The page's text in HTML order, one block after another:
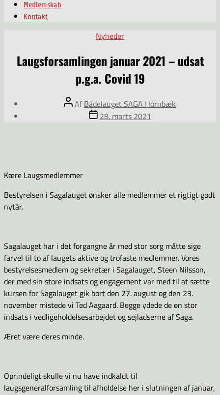
Medlemskab
Kontakt
Kategorier
Nyheder
Laugsforsamlingen januar 2021 – udsat
p.g.a. Covid 19
Indlægsforfatter
Af Bådelauget SAGA Hornbæk
Indlægsdato
28. marts 2021
Kære Laugsmedlemmer
Bestyrelsen i Sagalauget ønsker alle medlemmer et rigtigt godt
nytår.
Sagalauget har i det forgangne år med stor sorg måtte sige
farvel til to af laugets aktive og trofaste medlemmer. Vores
bestyrelsesmedlem og sekretær i Sagalauget, Steen Nilsson,
der med sin store indsats og engagement var med til at sætte
kursen for Sagalauget gik bort den 27. august og den 23.
november mistede vi Ted Aagaard. Begge ydede de en stor
indsats i vedligeholdelsesarbejdet og sejladserne af Saga.
Æret være deres minde.
Oprindeligt skulle vi nu have indkaldt til
laugsgeneralforsamling til afholdelse her i slutningen af januar,